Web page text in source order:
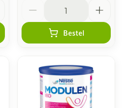
Bestel